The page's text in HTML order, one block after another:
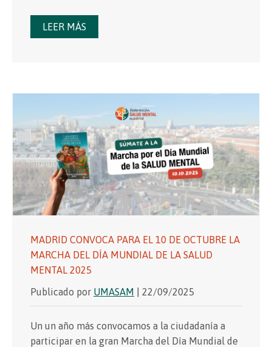
LEER MÁS
MADRID CONVOCA PARA EL 10 DE OCTUBRE LA
MARCHA DEL DÍA MUNDIAL DE LA SALUD
MENTAL 2025
Publicado por UMASAM | 22/09/2025
Un un año más convocamos a la ciudadanía a
participar en la gran Marcha del Día Mundial de